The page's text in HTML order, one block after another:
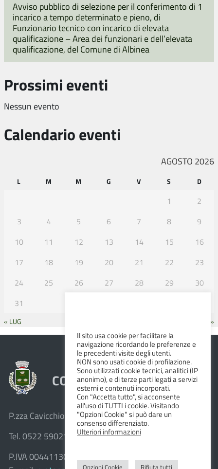
Avviso pubblico di selezione per il conferimento di 1
incarico a tempo determinato e pieno, di
Funzionario tecnico con incarico di elevata
qualificazione – Area dei funzionari e dell’elevata
qualificazione, del Comune di Albinea
Prossimi eventi
Nessun evento
Calendario eventi
AGOSTO 2026
L M M G V S D
1
2
3
4 5 6 7 8
9
10
11 12 13 14 15
16
17
18 19 20 21 22
23
24
25 26 27 28 29
30
31
« LUG SET »
COMUNE DI ALBINEA
P.zza Cavicchioni, 8 – 42020 Albinea (R.E.)
Tel. 0522 590211 – Fax 0522 590236
P.IVA 00441130358
Il sito usa cookie per facilitare la
navigazione ricordando le preferenze e
le precedenti visite degli utenti.
NON sono usati cookie di profilazione.
Sono utilizzati cookie tecnici, analitici (IP
anonimo), e di terze parti legati a servizi
esterni e contenuti incorporati.
Con "Accetta tutto", si acconsente
all'uso di TUTTI i cookie. Visitando
"Opzioni Cookie" si può dare un
consenso differenziato.
Ulteriori informazioni
Opzioni Cookie Rifiuta tutti